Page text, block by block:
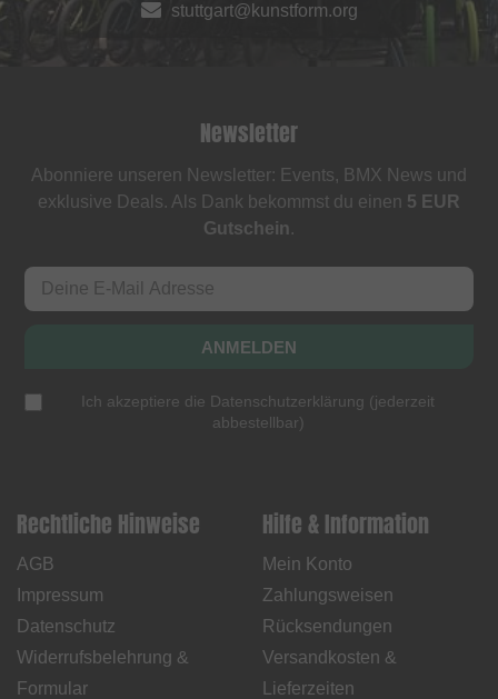
stuttgart@kunstform.org
Newsletter
Abonniere unseren Newsletter: Events, BMX News und
exklusive Deals. Als Dank bekommst du einen 5 EUR
Gutschein.
ANMELDEN
Ich akzeptiere die Datenschutzerklärung (jederzeit
abbestellbar)
Rechtliche Hinweise
AGB
Impressum
Datenschutz
Widerrufsbelehrung &
Formular
Hilfe & Information
Mein Konto
Zahlungsweisen
Rücksendungen
Versandkosten &
Lieferzeiten